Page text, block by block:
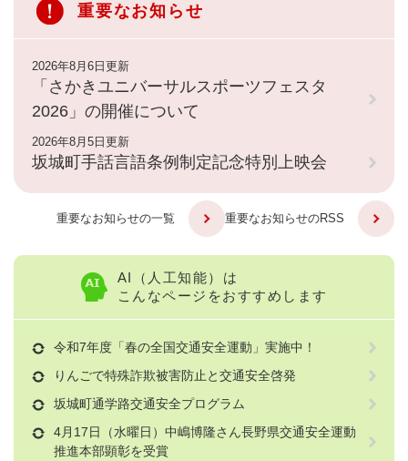
重要なお知らせ
2026年8月6日更新
「さかきユニバーサルスポーツフェスタ
2026」の開催について
2026年8月5日更新
坂城町手話言語条例制定記念特別上映会
重要なお知らせの一覧 重要なお知らせのRSS
AI（人工知能）は
こんなページをおすすめします
令和7年度「春の全国交通安全運動」実施中！
りんごで特殊詐欺被害防止と交通安全啓発
坂城町通学路交通安全プログラム
4月17日（水曜日）中嶋博隆さん長野県交通安全運動
推進本部顕彰を受賞